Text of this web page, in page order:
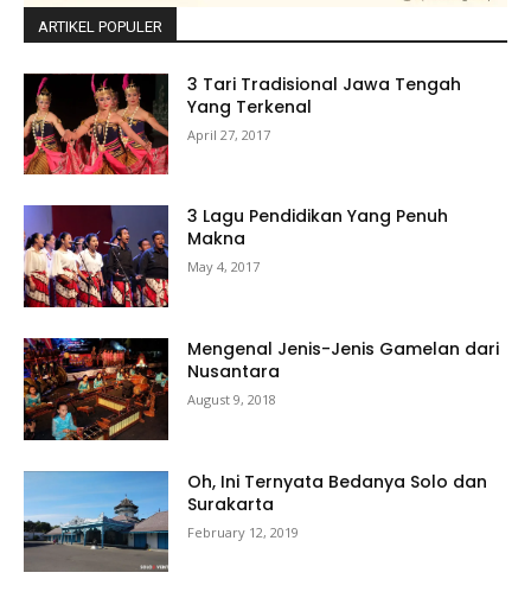
ARTIKEL POPULER
3 Tari Tradisional Jawa Tengah
Yang Terkenal
April 27, 2017
3 Lagu Pendidikan Yang Penuh
Makna
May 4, 2017
Mengenal Jenis-Jenis Gamelan dari
Nusantara
August 9, 2018
Oh, Ini Ternyata Bedanya Solo dan
Surakarta
February 12, 2019